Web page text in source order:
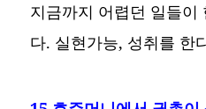
지금까지 어렵던 일들이
다. 실현가능, 성취를 한